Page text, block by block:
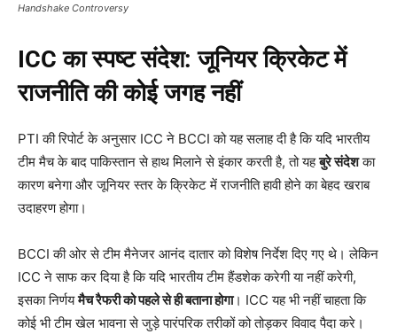
Handshake Controversy
ICCका स्पष्ट संदेश: जूनियर क्रिकेट में
राजनीति की कोई जगह नहीं
PTI की रिपोर्ट के अनुसार ICC ने BCCI को यह सलाह दी है कि यदि भारतीय
टीम मैच के बाद पाकिस्तान से हाथ मिलाने से इंकार करती है, तो यहबुरे संदेशका
कारण बनेगा और जूनियर स्तर के क्रिकेट में राजनीति हावी होने का बेहद खराब
उदाहरण होगा।
BCCI की ओर से टीम मैनेजर आनंद दातार को विशेष निर्देश दिए गए थे। लेकिन
ICC ने साफ कर दिया है कि यदि भारतीय टीम हैंडशेक करेगी या नहीं करेगी,
इसका निर्णयमैच रैफरी को पहले से ही बताना होगा। ICC यह भी नहीं चाहता कि
कोई भी टीम खेल भावना से जुड़े पारंपरिक तरीकों को तोड़कर विवाद पैदा करे।